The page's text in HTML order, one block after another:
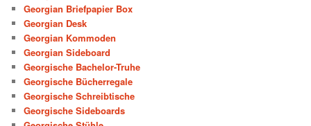
Georgian Briefpapier Box
Georgian Desk
Georgian Kommoden
Georgian Sideboard
Georgische Bachelor-Truhe
Georgische Bücherregale
Georgische Schreibtische
Georgische Sideboards